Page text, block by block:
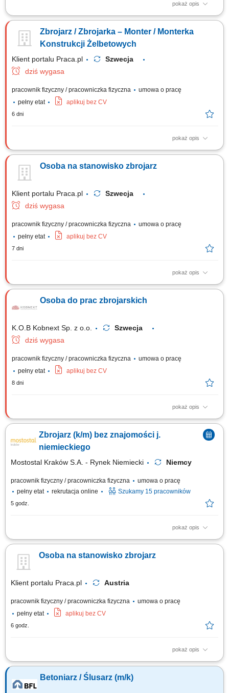
pokaż opis
Tworzenie konstrukcji stalowych, zbrojeniowych oraz siatek i szkieletów
na stanowisku pracy. Praca przy prestiżowych inwestycjach
inżynieryjnych, obejmujących m.in. budowę mostów, obiektów
Zbrojarz / Zbrojarka – Monter / Monterka
Konstrukcji Żelbetowych
Klient portalu Praca.pl
Szwecja
dziś wygasa
pracownik fizyczny / pracowniczka fizyczna
umowa o pracę
pełny etat
aplikuj bez CV
6 dni
pokaż opis
Układanie elementów ze stali zbrojeniowej w formach i deskowaniach
ciesielskich, w tym przy montażu i demontażu struktur drewnianych oraz
szalunków. Prowadzenie robót betoniarskich przy wznoszeniu obiektów
Osoba na stanowisko zbrojarz
Klient portalu Praca.pl
Szwecja
dziś wygasa
pracownik fizyczny / pracowniczka fizyczna
umowa o pracę
pełny etat
aplikuj bez CV
7 dni
pokaż opis
Prefabrykacja, wiązanie oraz montaż stalowych szkieletów zbrojeniowych
bieżących zadaniach ciesielskich. Wykonywanie prostych, pomocniczych
robót fizycznych wspierających procesy budowlane.
Osoba do prac zbrojarskich
K.O.B Kobnext Sp. z o.o.
Szwecja
dziś wygasa
pracownik fizyczny / pracowniczka fizyczna
umowa o pracę
pełny etat
aplikuj bez CV
8 dni
pokaż opis
Zakres obowiązków: Wykonywanie prac w zakresie montażu zbrojenia;
Zbrojarz (k/m) bez znajomości j.
niemieckiego
Mostostal Kraków S.A. - Rynek Niemiecki Niemcy
pracownik fizyczny / pracowniczka fizyczna
umowa o pracę
pełny etat
rekrutacja online Szukamy 15 pracowników
5 godz.
pokaż opis
Zakres obowiązków Wiązanie zbrojenia cęgami;
Osoba na stanowisko zbrojarz
Klient portalu Praca.pl Austria
pracownik fizyczny / pracowniczka fizyczna
umowa o pracę
pełny etat
aplikuj bez CV
6 godz.
pokaż opis
wykonywanie elementów zbrojeniowych: szkielety, siatki oraz konstrukcje
udział w realizacji inwestycji infrastrukturalnych (np. mosty, tunele)
współpraca z zespołem na placu budowy;
Betoniarz / Ślusarz (m/k)